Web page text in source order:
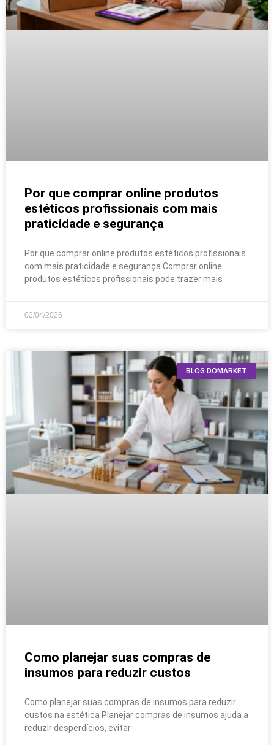
Por que comprar online produtos
estéticos profissionais com mais
praticidade e segurança
Por que comprar online produtos estéticos profissionais
com mais praticidade e segurança Comprar online
produtos estéticos profissionais pode trazer mais
02/04/2026
BLOG DOMARKET
Como planejar suas compras de
insumos para reduzir custos
Como planejar suas compras de insumos para reduzir
custos na estética Planejar compras de insumos ajuda a
reduzir desperdícios, evitar